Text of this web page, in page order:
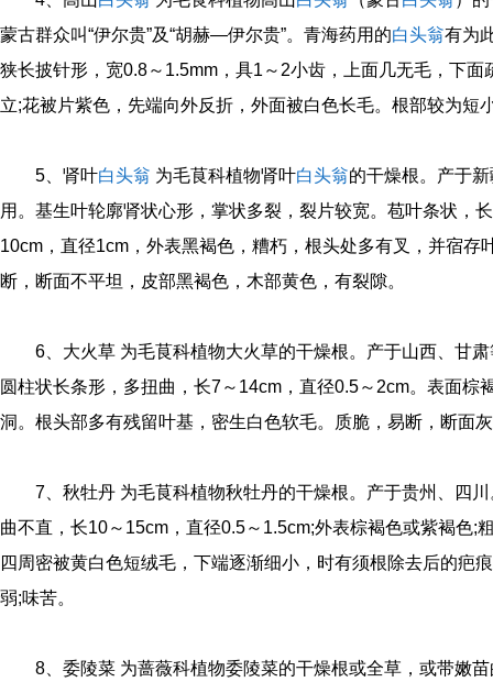
蒙古群众叫“伊尔贵”及“胡赫—伊尔贵”。青海药用的白头翁有为
狭长披针形，宽0.8～1.5mm，具1～2小齿，上面几无毛，下
立;花被片紫色，先端向外反折，外面被白色长毛。根部较为短
5、肾叶白头翁 为毛茛科植物肾叶白头翁的干燥根。产于
用。基生叶轮廓肾状心形，掌状多裂，裂片较宽。苞叶条状，
10cm，直径1cm，外表黑褐色，糟朽，根头处多有叉，并宿存
断，断面不平坦，皮部黑褐色，木部黄色，有裂隙。
6、大火草 为毛茛科植物大火草的干燥根。产于山西、甘
圆柱状长条形，多扭曲，长7～14cm，直径0.5～2cm。表面棕
洞。根头部多有残留叶基，密生白色软毛。质脆，易断，断面
7、秋牡丹 为毛茛科植物秋牡丹的干燥根。产于贵州、四
曲不直，长10～15cm，直径0.5～1.5cm;外表棕褐色或紫褐色;
四周密被黄白色短绒毛，下端逐渐细小，时有须根除去后的疤
弱;味苦。
8、委陵菜 为蔷薇科植物委陵菜的干燥根或全草，或带嫩